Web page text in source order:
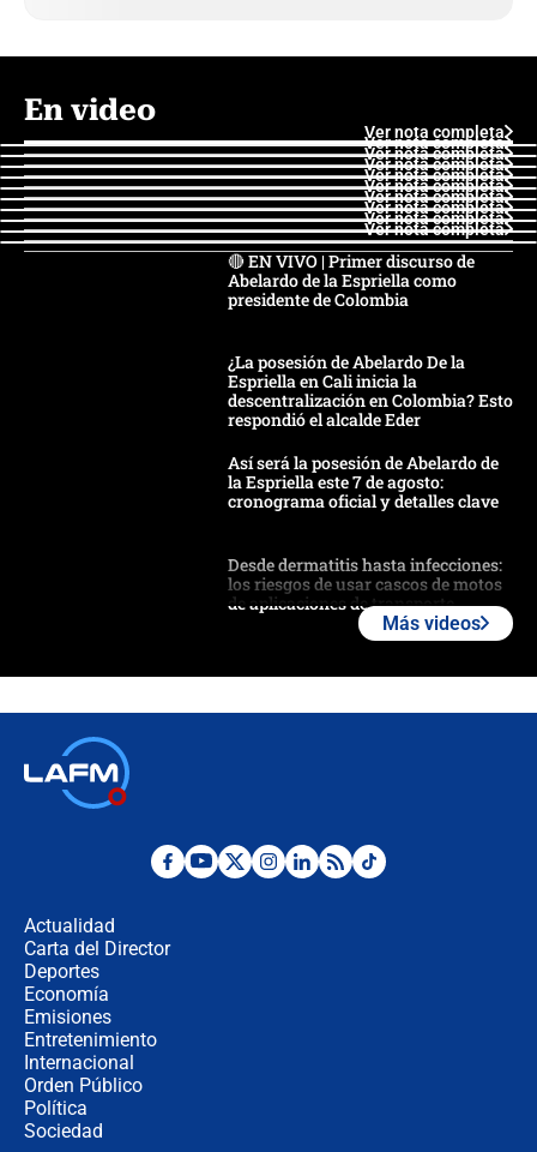
En video
Ver nota completa
Ver nota completa
Ver nota completa
Ver nota completa
Ver nota completa
Ver nota completa
Ver nota completa
Ver nota completa
Ver nota completa
Ver nota completa
🔴 EN VIVO | Primer discurso de
Abelardo de la Espriella como
presidente de Colombia
¿La posesión de Abelardo De la
Espriella en Cali inicia la
descentralización en Colombia? Esto
respondió el alcalde Eder
Así será la posesión de Abelardo de
la Espriella este 7 de agosto:
cronograma oficial y detalles clave
Desde dermatitis hasta infecciones:
los riesgos de usar cascos de motos
de aplicaciones de transporte
celular? Requisitos, pasos y
Posesión de Abelardo De La Espriella
Más videos
Actualidad
Carta del Director
Deportes
Economía
Emisiones
Entretenimiento
Internacional
Orden Público
Política
Sociedad